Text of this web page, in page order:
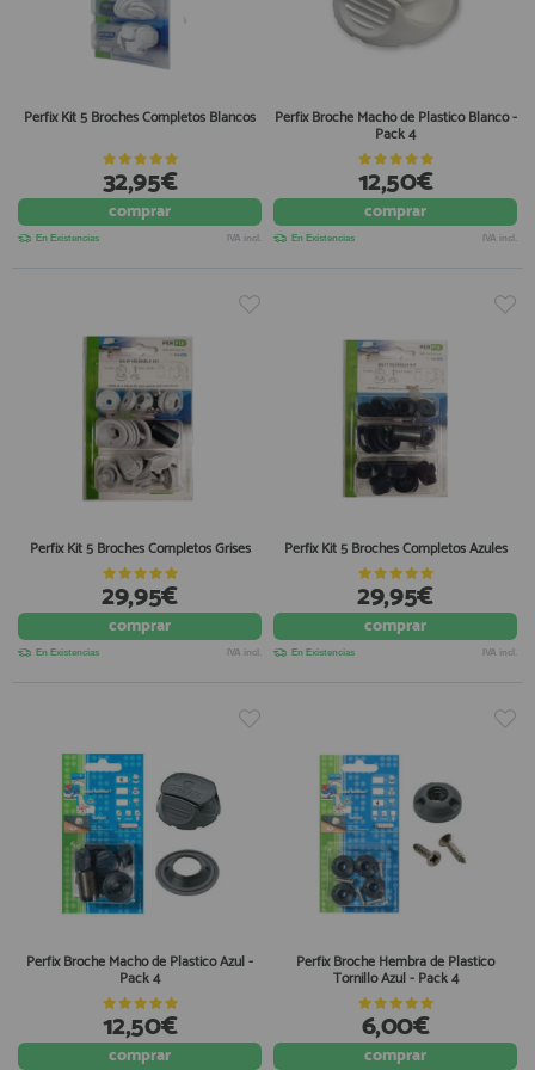
Perfix Kit 5 Broches Completos Blancos
32,95€
comprar
En Existencias IVA incl.
Perfix Broche Macho de Plastico Blanco -
Pack 4
12,50€
comprar
En Existencias IVA incl.
Perfix Kit 5 Broches Completos Grises
29,95€
comprar
En Existencias IVA incl.
Perfix Kit 5 Broches Completos Azules
29,95€
comprar
En Existencias IVA incl.
Perfix Broche Macho de Plastico Azul -
Pack 4
12,50€
comprar
Perfix Broche Hembra de Plastico
Tornillo Azul - Pack 4
6,00€
comprar